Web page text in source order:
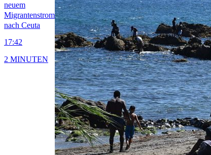
neuem
Migrantenstrom
nach Ceuta
17:42
2 MINUTEN